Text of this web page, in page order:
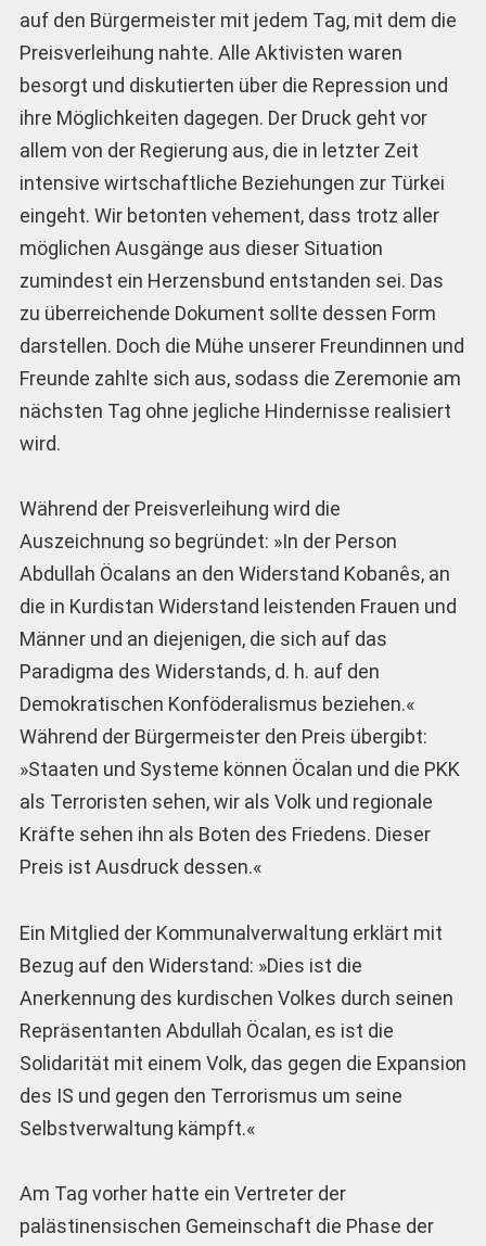
auf den Bürgermeister mit jedem Tag, mit dem die
Preisverleihung nahte. Alle Aktivisten waren
besorgt und diskutierten über die Repression und
ihre Möglichkeiten dagegen. Der Druck geht vor
allem von der Regierung aus, die in letzter Zeit
intensive wirtschaftliche Beziehungen zur Türkei
eingeht. Wir betonten vehement, dass trotz aller
möglichen Ausgänge aus dieser Situation
zumindest ein Herzensbund entstanden sei. Das
zu überreichende Dokument sollte dessen Form
darstellen. Doch die Mühe unserer Freundinnen und
Freunde zahlte sich aus, sodass die Zeremonie am
nächsten Tag ohne jegliche Hindernisse realisiert
wird.
Während der Preisverleihung wird die
Auszeichnung so begründet: »In der Person
Abdullah Öcalans an den Widerstand Kobanês, an
die in Kurdistan Widerstand leistenden Frauen und
Männer und an diejenigen, die sich auf das
Paradigma des Widerstands, d. h. auf den
Demokratischen Konföderalismus beziehen.«
Während der Bürgermeister den Preis übergibt:
»Staaten und Systeme können Öcalan und die PKK
als Terroristen sehen, wir als Volk und regionale
Kräfte sehen ihn als Boten des Friedens. Dieser
Preis ist Ausdruck dessen.«
Ein Mitglied der Kommunalverwaltung erklärt mit
Bezug auf den Widerstand: »Dies ist die
Anerkennung des kurdischen Volkes durch seinen
Repräsentanten Abdullah Öcalan, es ist die
Solidarität mit einem Volk, das gegen die Expansion
des IS und gegen den Terrorismus um seine
Selbstverwaltung kämpft.«
Am Tag vorher hatte ein Vertreter der
palästinensischen Gemeinschaft die Phase der